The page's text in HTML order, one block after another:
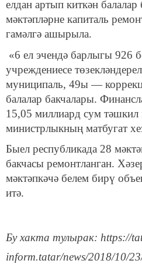
елдан артып киткән
мәктәпләрне капиталь
гамәлгә ашырыла.
«6 ел эчендә барлыгы 926
учреждениесе
муниципаль, 49ы —
балалар бакчалары.
15,05 миллиард сум тәшкил
министрлыкның матбугат
Быел республикада 28
бакчасы ремонтланган.
мәктәпкәчә белем бирү
итә.
Бу хакта тулырак: https://
inform.tatar/news/2018/10/